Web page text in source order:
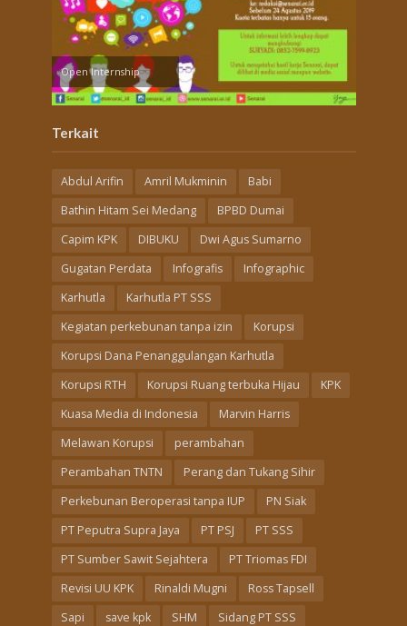
Open Internship
Terkait
Abdul Arifin Amril Mukminin
Babi
Bathin Hitam Sei Medang
BPBD Dumai
Capim KPK
DIBUKU
Dwi Agus Sumarno
Gugatan Perdata
Infografis
Infographic
Karhutla
Karhutla PT SSS
Kegiatan perkebunan tanpa izin
Korupsi
Korupsi Dana Penanggulangan Karhutla
Korupsi RTH
Korupsi Ruang terbuka Hijau
KPK
Kuasa Media di Indonesia
Marvin Harris
Melawan Korupsi
perambahan
Perambahan TNTN
Perang dan Tukang Sihir
Perkebunan Beroperasi tanpa IUP
PN Siak
PT Peputra Supra Jaya
PT PSJ
PT SSS
PT Sumber Sawit Sejahtera
PT Triomas FDI
Revisi UU KPK
Rinaldi Mugni
Ross Tapsell
Sapi
save kpk SHM
Sidang PT SSS